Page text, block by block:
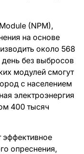
(NPM),
на основе
около 568
без выбросов
модулей смогут
с населением
электроэнергия
400 тысяч
эффективное
опреснения,